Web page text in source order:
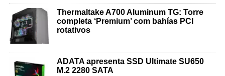
Thermaltake A700 Aluminum TG: Torre
completa ‘Premium’ com bahías PCI
rotativos
ADATA apresenta SSD Ultimate SU650
M.2 2280 SATA